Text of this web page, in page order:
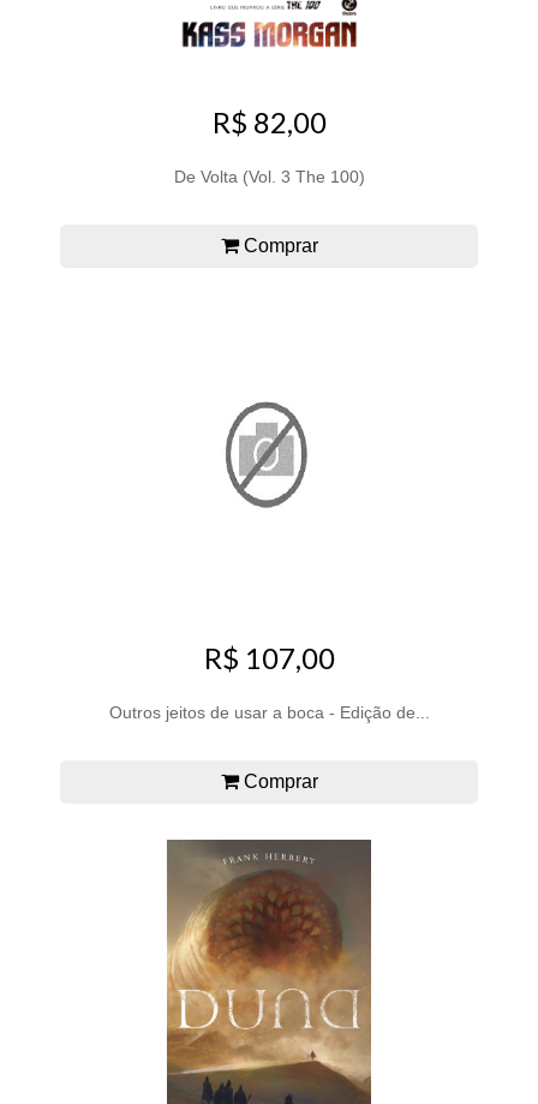
R$ 82,00
De Volta (Vol. 3 The 100)
Comprar
R$ 107,00
Outros jeitos de usar a boca - Edição de...
Comprar